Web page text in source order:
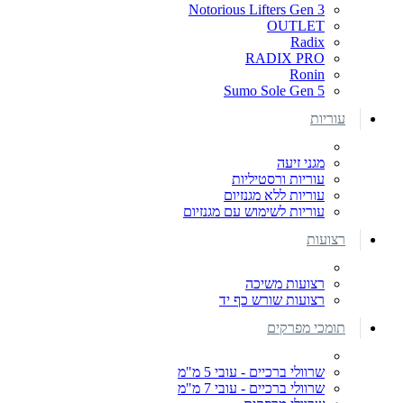
Notorious Lifters Gen 3
OUTLET
Radix
RADIX PRO
Ronin
Sumo Sole Gen 5
עוריות
מגני זיעה
עוריות ורסטיליות
עוריות ללא מגנזיום
עוריות לשימוש עם מגנזיום
רצועות
רצועות משיכה
רצועות שורש כף יד
תומכי מפרקים
שרוולי ברכיים - עובי 5 מ"מ
שרוולי ברכיים - עובי 7 מ"מ